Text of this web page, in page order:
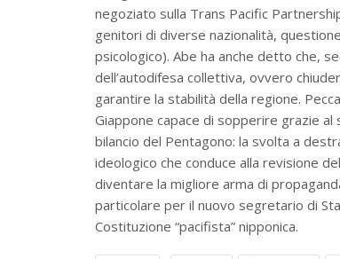
negoziato sulla Trans Pacific
genitori di diverse nazionalità,
psicologico). Abe ha anche detto che,
dell’autodifesa collettiva, ovvero
garantire la stabilità della regione.
Giappone capace di sopperire grazie
bilancio del Pentagono: la svolta a
ideologico che conduce alla revisione
diventare la migliore arma di
particolare per il nuovo segretario di
Costituzione “pacifista” nipponica.